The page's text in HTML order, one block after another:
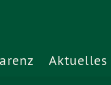
Aktuelles